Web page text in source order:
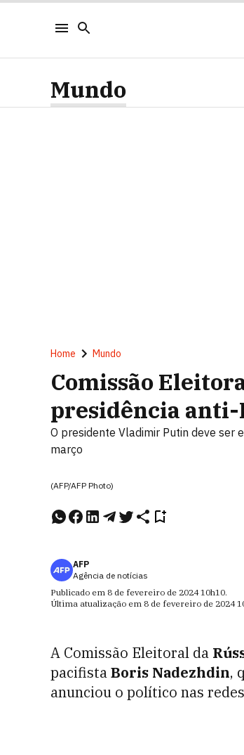
Mundo
Home Mundo
Comissão
presidência
O presidente Vladimir Putin deve ser
março
(AFP/AFP Photo)
AFP
Agência de notícias
Publicado em 8 de fevereiro de 2024 10h10.
Última atualização em 8 de fevereiro de 2024
A Comissão Eleitoral da
pacifistaBoris Nadezhdin,
anunciou o político nas